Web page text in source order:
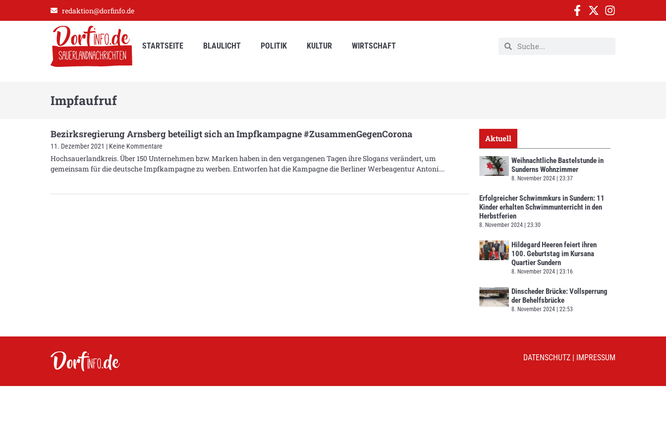
redaktion@dorfinfo.de
STARTSEITE BLAULICHT POLITIK KULTUR WIRTSCHAFT
Impfaufruf
Bezirksregierung Arnsberg beteiligt sich an Impfkampagne #ZusammenGegenCorona
11. Dezember 2021 Keine Kommentare
Hochsauerlandkreis. Über 150 Unternehmen bzw. Marken haben in den vergangenen Tagen ihre Slogans verändert, um
gemeinsam für die deutsche Impfkampagne zu werben. Entworfen hat die Kampagne die Berliner Werbeagentur Antoni.
Aktuell
Weihnachtliche Bastelstunde in
Sunderns Wohnzimmer
8. November 2024 23:37
Erfolgreicher Schwimmkurs in Sundern: 11
Kinder erhalten Schwimmunterricht in den
Herbstferien
8. November 2024 23:30
Hildegard Heeren feiert ihren
100. Geburtstag im Kursana
Quartier Sundern
8. November 2024 23:16
Dinscheder Brücke: Vollsperrung
der Behelfsbrücke
8. November 2024 22:53
DATENSCHUTZ | IMPRESSUM